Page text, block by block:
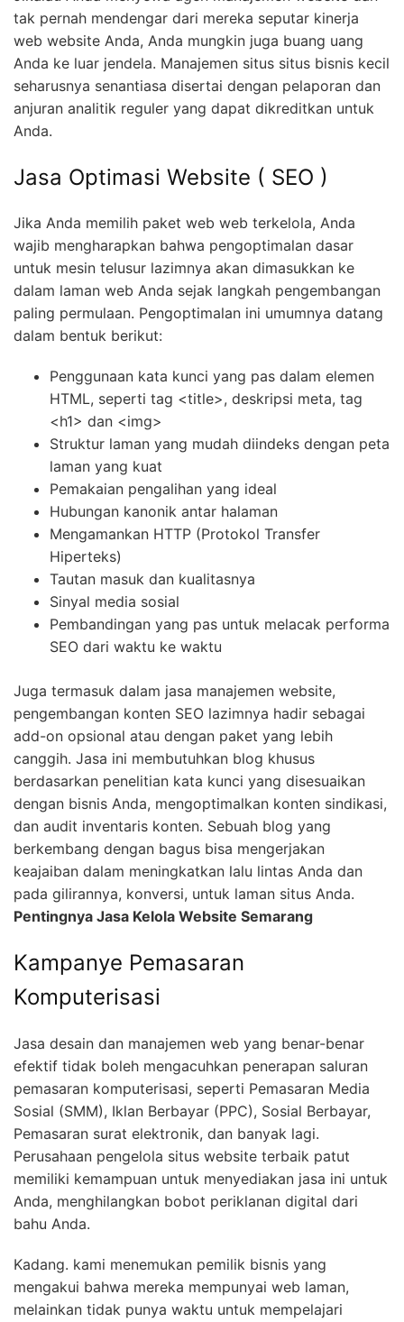
tak pernah mendengar dari mereka seputar kinerja
web website Anda, Anda mungkin juga buang uang
Anda ke luar jendela. Manajemen situs situs bisnis kecil
seharusnya senantiasa disertai dengan pelaporan dan
anjuran analitik reguler yang dapat dikreditkan untuk
Anda.
Jasa Optimasi Website ( SEO )
Jika Anda memilih paket web web terkelola, Anda
wajib mengharapkan bahwa pengoptimalan dasar
untuk mesin telusur lazimnya akan dimasukkan ke
dalam laman web Anda sejak langkah pengembangan
paling permulaan. Pengoptimalan ini umumnya datang
dalam bentuk berikut:
Penggunaan kata kunci yang pas dalam elemen
HTML, seperti tag <title>, deskripsi meta, tag
<h1> dan <img>
Struktur laman yang mudah diindeks dengan peta
laman yang kuat
Pemakaian pengalihan yang ideal
Hubungan kanonik antar halaman
Mengamankan HTTP (Protokol Transfer
Hiperteks)
Tautan masuk dan kualitasnya
Sinyal media sosial
Pembandingan yang pas untuk melacak performa
SEO dari waktu ke waktu
Juga termasuk dalam jasa manajemen website,
pengembangan konten SEO lazimnya hadir sebagai
add-on opsional atau dengan paket yang lebih
canggih. Jasa ini membutuhkan blog khusus
berdasarkan penelitian kata kunci yang disesuaikan
dengan bisnis Anda, mengoptimalkan konten sindikasi,
dan audit inventaris konten. Sebuah blog yang
berkembang dengan bagus bisa mengerjakan
keajaiban dalam meningkatkan lalu lintas Anda dan
pada gilirannya, konversi, untuk laman situs Anda.
Pentingnya Jasa Kelola Website Semarang
Kampanye Pemasaran
Komputerisasi
Jasa desain dan manajemen web yang benar-benar
efektif tidak boleh mengacuhkan penerapan saluran
pemasaran komputerisasi, seperti Pemasaran Media
Sosial (SMM), Iklan Berbayar (PPC), Sosial Berbayar,
Pemasaran surat elektronik, dan banyak lagi.
Perusahaan pengelola situs website terbaik patut
memiliki kemampuan untuk menyediakan jasa ini untuk
Anda, menghilangkan bobot periklanan digital dari
bahu Anda.
Kadang. kami menemukan pemilik bisnis yang
mengakui bahwa mereka mempunyai web laman,
melainkan tidak punya waktu untuk mempelajari